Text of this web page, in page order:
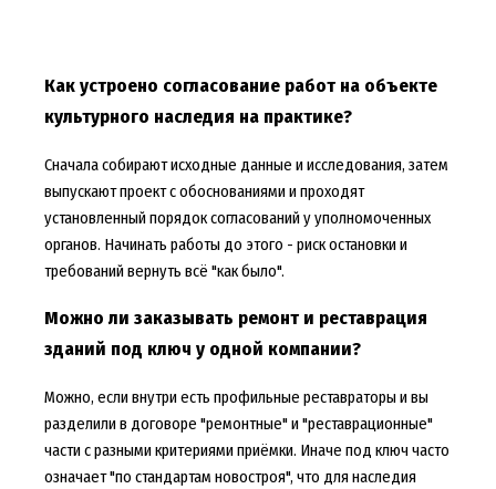
Как устроено согласование работ на объекте
культурного наследия на практике?
Сначала собирают исходные данные и исследования, затем
выпускают проект с обоснованиями и проходят
установленный порядок согласований у уполномоченных
органов. Начинать работы до этого - риск остановки и
требований вернуть всё "как было".
Можно ли заказывать ремонт и реставрация
зданий под ключ у одной компании?
Можно, если внутри есть профильные реставраторы и вы
разделили в договоре "ремонтные" и "реставрационные"
части с разными критериями приёмки. Иначе под ключ часто
означает "по стандартам новостроя", что для наследия